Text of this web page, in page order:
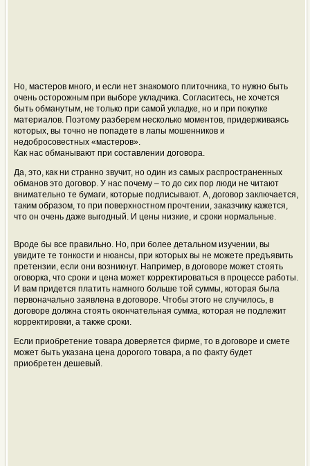
Но, мастеров много, и если нет знакомого плиточника, то нужно быть
очень осторожным при выборе укладчика. Согласитесь, не хочется
быть обманутым, не только при самой укладке, но и при покупке
материалов. Поэтому разберем несколько моментов, придерживаясь
которых, вы точно не попадете в лапы мошенников и
недобросовестных «мастеров».
Как нас обманывают при составлении договора.
Да, это, как ни странно звучит, но один из самых распространенных
обманов это договор. У нас почему – то до сих пор люди не читают
внимательно те бумаги, которые подписывают. А, договор заключается,
таким образом, то при поверхностном прочтении, заказчику кажется,
что он очень даже выгодный. И цены низкие, и сроки нормальные.
Вроде бы все правильно. Но, при более детальном изучении, вы
увидите те тонкости и нюансы, при которых вы не можете предъявить
претензии, если они возникнут. Например, в договоре может стоять
оговорка, что сроки и цена может корректироваться в процессе работы.
И вам придется платить намного больше той суммы, которая была
первоначально заявлена в договоре. Чтобы этого не случилось, в
договоре должна стоять окончательная сумма, которая не подлежит
корректировки, а также сроки.
Если приобретение товара доверяется фирме, то в договоре и смете
может быть указана цена дорогого товара, а по факту будет
приобретен дешевый.